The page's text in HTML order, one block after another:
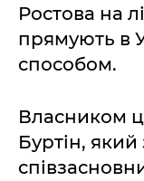
Ростова на
прямують в
способом.
Власником
Буртін, який